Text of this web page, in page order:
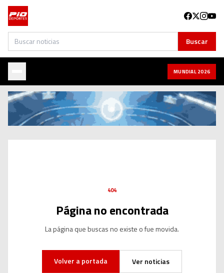
Buscar Buscar
MUNDIAL 2026
404
Página no encontrada
La página que buscas no existe o fue movida.
Volver a portada Ver noticias